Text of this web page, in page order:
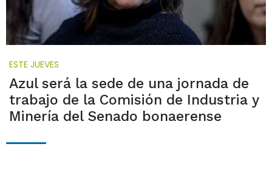
ESTE JUEVES
Azul será la sede de una jornada de
trabajo de la Comisión de Industria y
Minería del Senado bonaerense